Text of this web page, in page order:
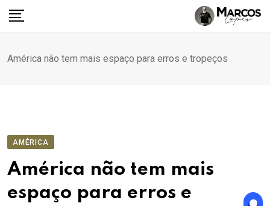
para
conteúdo
América não tem mais espaço para erros e tropeços
AMÉRICA
América não tem mais
espaço para erros e